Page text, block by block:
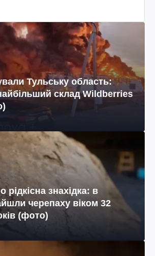
Тульську область:
склад Wildberries
рідкісна знахідка: в
черепаху віком 32
(фото)